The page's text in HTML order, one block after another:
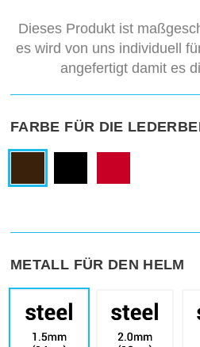
Dieses Produkt ist
es wird von uns individuell
angefertigt damit es
FARBE FÜR DIE
METALL FÜR DEN HELM